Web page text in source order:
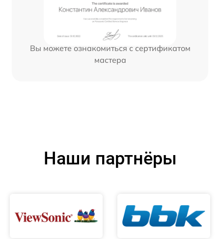
Вы можете ознакомиться с сертификатом
мастера
Наши партнёры